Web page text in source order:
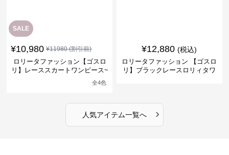
SALE
¥10,980 ¥11980(割引前)
ロリータファッション【ゴスロ
リ】レーススカートワンピース~
全4色
¥12,880 (税込)
ロリータファッション 【ゴスロ
リ】ブラックレースロリィタワ
人気アイテム一覧へ ›